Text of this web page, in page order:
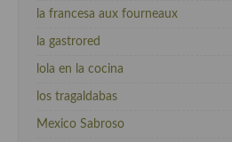
la francesa aux fourneaux
la gastrored
lola en la cocina
los tragaldabas
Mexico Sabroso